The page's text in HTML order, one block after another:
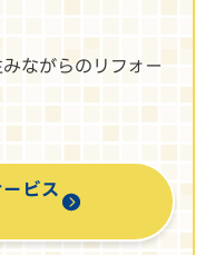
ながらのリフォー
ビス